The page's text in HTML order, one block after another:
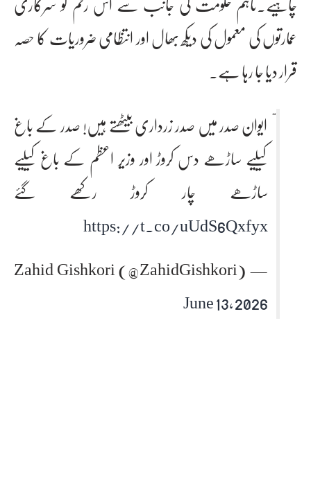
عمارتوں کی معمول کی دیکھ بھال اور انتظامی ضروریات کا حصہ
قرار دیا جا رہا ہے۔
ایوان صدر میں صدر زرداری بیٹھتے ہیں! صدر کے باغ
کیلیے ساڑھے دس کروڑ اور وزیر اعظم کے باغ کیلیے
ساڑھے چار کروڑ رکھے گئے
https://t.co/uUdS6Qxfyx
— Zahid Gishkori (@ZahidGishkori)
June 13, 2026